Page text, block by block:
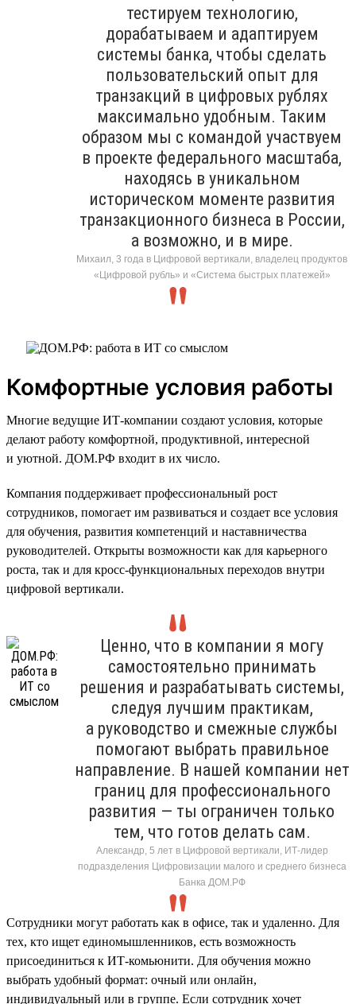
тестируем технологию,
дорабатываем и адаптируем
системы банка, чтобы сделать
пользовательский опыт для
транзакций в цифровых рублях
максимально удобным. Таким
образом мы с командой участвуем
в проекте федерального масштаба,
находясь в уникальном
историческом моменте развития
транзакционного бизнеса в России,
а возможно, и в мире.
Михаил, 3 года в Цифровой вертикали, владелец продуктов
«Цифровой рубль» и «Система быстрых платежей»
Комфортные условия работы
Многие ведущие ИТ-компании создают условия, которые
делают работу комфортной, продуктивной, интересной
и уютной. ДОМ.РФ входит в их число.
Компания поддерживает профессиональный рост
сотрудников, помогает им развиваться и создает все условия
для обучения, развития компетенций и наставничества
руководителей. Открыты возможности как для карьерного
роста, так и для кросс-функциональных переходов внутри
цифровой вертикали.
Ценно, что в компании я могу
самостоятельно принимать
решения и разрабатывать системы,
следуя лучшим практикам,
а руководство и смежные службы
помогают выбрать правильное
направление. В нашей компании нет
границ для профессионального
развития — ты ограничен только
тем, что готов делать сам.
Александр, 5 лет в Цифровой вертикали, ИТ-лидер
подразделения Цифровизации малого и среднего бизнеса
Банка ДОМ.РФ
Сотрудники могут работать как в офисе, так и удаленно. Для
тех, кто ищет единомышленников, есть возможность
присоединиться к ИТ-комьюнити. Для обучения можно
выбрать удобный формат: очный или онлайн,
индивидуальный или в группе. Если сотрудник хочет